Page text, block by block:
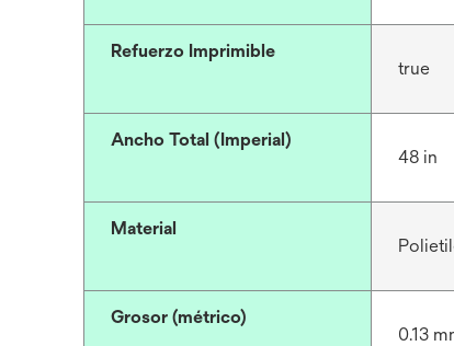
Refuerzo Imprimible
true
Ancho Total (Imperial)
48 in
Material
Grosor (métrico)
0.13